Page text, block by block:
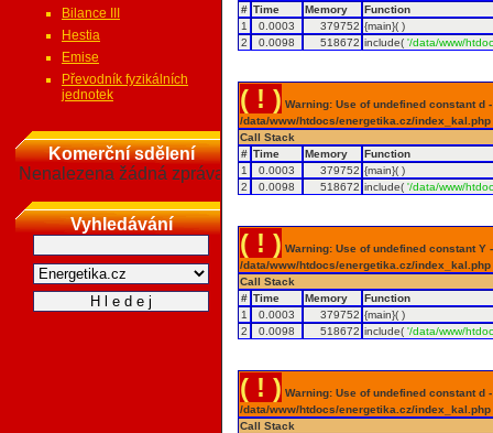
Bilance III
Hestia
Emise
Převodník fyzikálních
jednotek
Komerční sdělení
Nenalezena žádná zpráva
Vyhledávání
# Time Memory
Function
1
0.0003 379752 {main}( )
2
0.0098 518672 include('/data/www/
( ! ) Warning: Use of undefined constant
/data/www/htdocs/energetika.cz/
Call Stack
# Time Memory
Function
1
0.0003 379752 {main}( )
2
0.0098 518672 include('/data/www/
( ! ) Warning: Use of undefined constant
/data/www/htdocs/energetika.cz/
Call Stack
# Time Memory
Function
1
0.0003 379752 {main}( )
2
0.0098 518672 include('/data/www/
( ! ) Warning: Use of undefined constant
/data/www/htdocs/energetika.cz/
Call Stack